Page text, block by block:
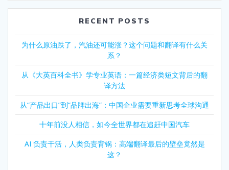
RECENT POSTS
为什么原油跌了，汽油还可能涨？这个问题和翻译有什么关
系？
从《大英百科全书》学专业英语：一篇经济类短文背后的翻
译方法
从“产品出口”到“品牌出海”：中国企业需要重新思考全球沟通
十年前没人相信，如今全世界都在追赶中国汽车
AI 负责干活，人类负责背锅：高端翻译最后的壁垒竟然是
这？